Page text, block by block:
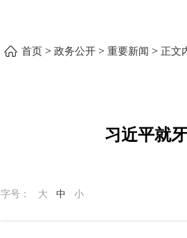
首页> 政务公开> 重要新闻 > 正文
习近平就
字号： 大 中 小